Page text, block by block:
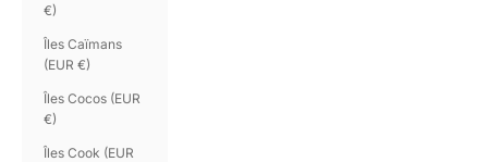
€)
Îles Caïmans
(EUR €)
Îles Cocos (EUR
€)
Îles Cook (EUR